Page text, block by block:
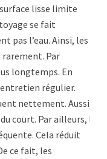
lisse limite
se fait
pas l’eau. Ainsi, les
rarement. Par
longtemps. En
régulier.
nettement. Aussi,
court. Par ailleurs, la
Cela réduit
ce fait, les